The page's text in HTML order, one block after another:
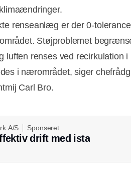
renseanlæg er der 0-
Støjproblemet
luften renses ved recirkulation
i nærområdet, siger
Carl Bro.
Annonce
A/S Sponseret
drift med ista